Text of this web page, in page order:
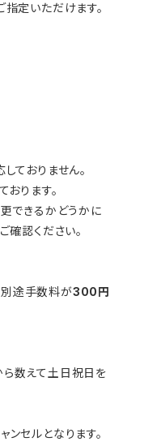
定いただけます。
ておりません。
おります。
できるかどうかに
確認ください。
途手数料が300円
数えて土日祝日を
セルとなります。